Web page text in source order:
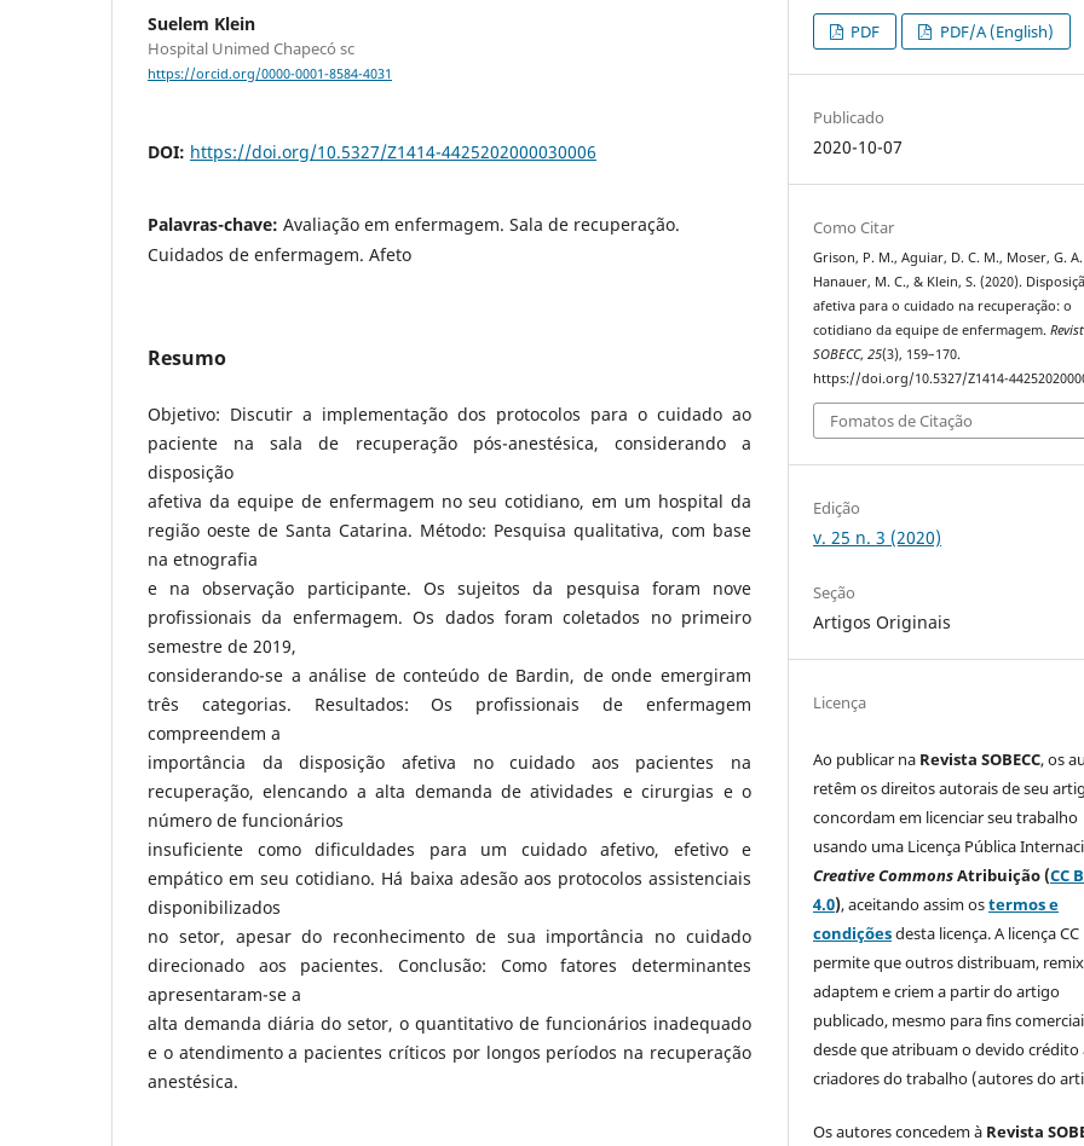
Suelem Klein
Hospital Unimed Chapecó sc
https://orcid.org/0000-0001-8584-4031
DOI: https://doi.org/10.5327/Z1414-4425202000030006
Palavras-chave: Avaliação em enfermagem. Sala de recuperação.
Cuidados de enfermagem. Afeto
Resumo
Objetivo: Discutir a implementação dos protocolos para o cuidado ao
paciente na sala de recuperação pós-anestésica, considerando a
disposição
afetiva da equipe de enfermagem no seu cotidiano, em um hospital da
região oeste de Santa Catarina. Método: Pesquisa qualitativa, com base
na etnografia
e na observação participante. Os sujeitos da pesquisa foram nove
profissionais da enfermagem. Os dados foram coletados no primeiro
semestre de 2019,
considerando-se a análise de conteúdo de Bardin, de onde emergiram
três categorias. Resultados: Os profissionais de enfermagem
compreendem a
importância da disposição afetiva no cuidado aos pacientes na
recuperação, elencando a alta demanda de atividades e cirurgias e o
número de funcionários
insuficiente como dificuldades para um cuidado afetivo, efetivo e
empático em seu cotidiano. Há baixa adesão aos protocolos assistenciais
disponibilizados
no setor, apesar do reconhecimento de sua importância no cuidado
direcionado aos pacientes. Conclusão: Como fatores determinantes
apresentaram-se a
alta demanda diária do setor, o quantitativo de funcionários inadequado
e o atendimento a pacientes críticos por longos períodos na recuperação
anestésica.
PDF PDF/A (English)
Publicado
2020-10-07
Como Citar
Grison, P. M., Aguiar, D. C. M., Moser, G. A.
Hanauer, M. C., & Klein, S. (2020).
afetiva para o cuidado na recuperação: o
cotidiano da equipe de enfermagem.
SOBECC,25(3), 159–170.
https://doi.org/10.5327/Z1414-
Fomatos de Citação
Edição
v. 25 n. 3 (2020)
Seção
Artigos Originais
Licença
Ao publicar na Revista SOBECC, os
retêm os direitos autorais de seu
concordam em licenciar seu trabalho
usando uma Licença Pública
Creative CommonsAtribuição (CC
4.0), aceitando assim ostermos e
condiçõesdesta licença. A licença CC
permite que outros distribuam,
adaptem e criem a partir do artigo
publicado, mesmo para fins
desde que atribuam o devido crédito
criadores do trabalho (autores do
Os autores concedem à Revista